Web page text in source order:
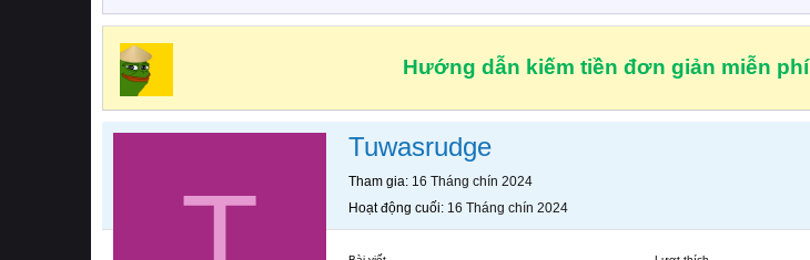
Hướng dẫn kiếm tiền đơn giản miễn phí
Tuwasrudge
Tham gia 16 Tháng chín 2024
Hoạt động cuối 16 Tháng chín 2024